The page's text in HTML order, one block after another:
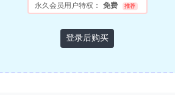
永久会员用户特权： 免费 推荐
登录后购买